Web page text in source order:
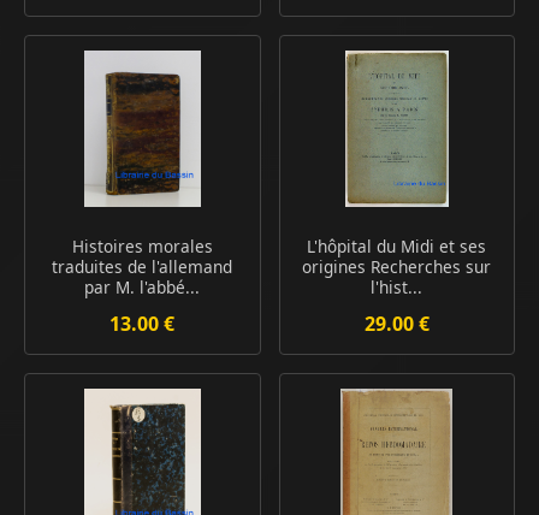
Histoires morales
traduites de l'allemand
par M. l'abbé...
13.00 €
L'hôpital du Midi et ses
origines Recherches sur
l'hist...
29.00 €